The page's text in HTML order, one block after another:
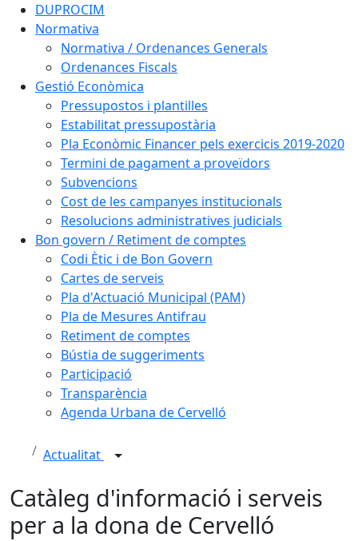
DUPROCIM
Normativa
Normativa / Ordenances Generals
Ordenances Fiscals
Gestió Econòmica
Pressupostos i plantilles
Estabilitat pressupostària
Pla Econòmic Financer pels exercicis 2019-2020
Termini de pagament a proveïdors
Subvencions
Cost de les campanyes institucionals
Resolucions administratives judicials
Bon govern / Retiment de comptes
Codi Ètic i de Bon Govern
Cartes de serveis
Pla d'Actuació Municipal (PAM)
Pla de Mesures Antifrau
Retiment de comptes
Bústia de suggeriments
Participació
Transparència
Agenda Urbana de Cervelló
Actualitat
Catàleg d'informació i serveis
per a la dona de Cervelló